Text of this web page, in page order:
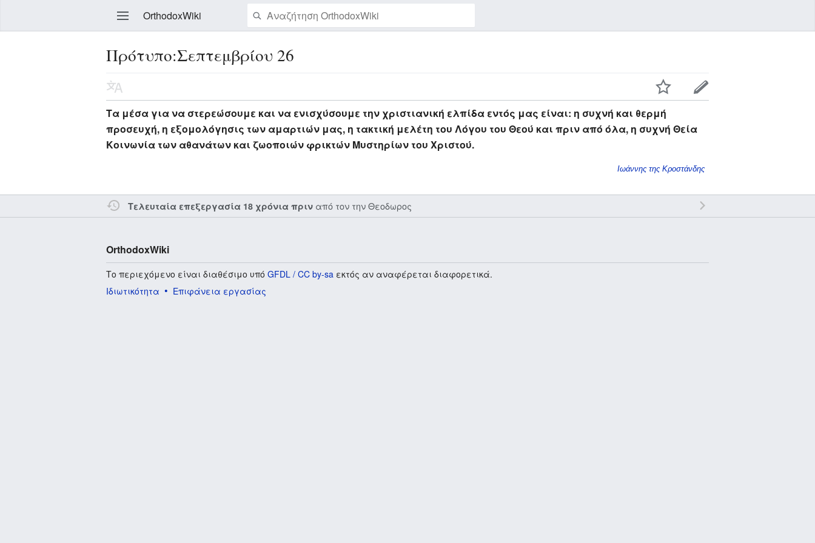
OrthodoxWiki
Επεξεργασία
Πρότυπο:Σεπτεμβρίου 26
Τα μέσα για να στερεώσουμε και να ενισχύσουμε την χριστιανική ελπίδα εντός μας είναι: η συχνή και θερμή
προσευχή, η εξομολόγησις των αμαρτιών μας, η τακτική μελέτη του Λόγου του Θεού και πριν από όλα, η συχνή Θεία
Κοινωνία των αθανάτων και ζωοποιών φρικτών Μυστηρίων του Χριστού.
Ιωάννης της Κροστάνδης
Τελευταία επεξεργασία 18 χρόνια πριν από τον τηνΘεοδωρος
OrthodoxWiki
Το περιεχόμενο είναι διαθέσιμο υπόGFDL / CC by-sa εκτός αν αναφέρεται διαφορετικά.
Ιδιωτικότητα
Επιφάνεια εργασίας